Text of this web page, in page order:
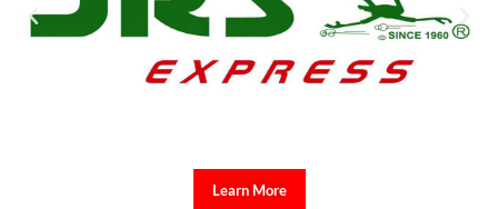
Learn More